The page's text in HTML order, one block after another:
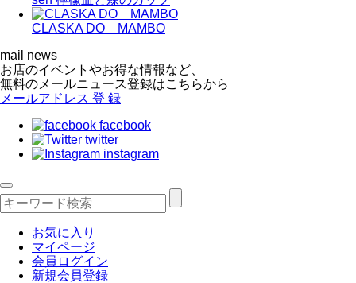
CLASKA DO MAMBO
mail news
お店のイベントやお得な情報など、
無料のメールニュース登録はこちらから
メールアドレス 登 録
facebook
twitter
instagram
お気に入り
マイページ
会員ログイン
新規会員登録